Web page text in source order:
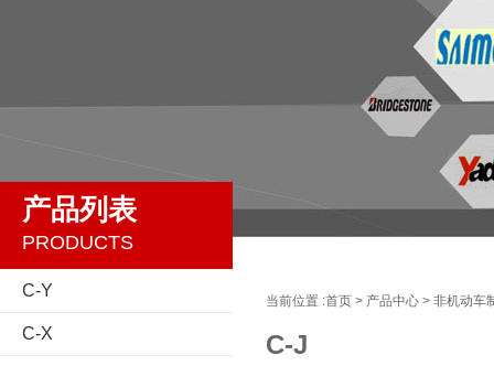
产品列表
PRODUCTS
C-Y
C-X
当前位置 :首页 > 产品中心 > 非机动车
C-J